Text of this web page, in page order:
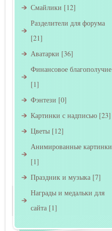
Смайлики [12]
Разделители для форума
[21]
Аватарки [36]
Финансовое благополучие
[1]
Фэнтези [0]
Картинки с надписью [23]
Цветы [12]
Анимированные картинки
[1]
Праздник и музыка [7]
Награды и медальки для
сайта [1]